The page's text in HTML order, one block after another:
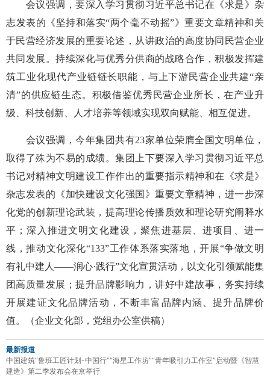
会议强调，要深入学习贯彻习近平总书记在《求是》杂
志发表的《坚持和落实“两个毫不动摇”》重要文章精神和关
于民营经济发展的重要论述，从讲政治的高度协同民营企业
共同发展。持续深化与优秀分供商的战略合作，积极发挥建
筑工业化现代产业链链长职能，与上下游民营企业共建“亲
清”的供应链生态。积极借鉴优秀民营企业所长，在产业升
级、科技创新、人才培养等领域实现双向赋能、相互促进。
会议强调，今年集团共有23家单位荣膺全国文明单位，
取得了殊为不易的成绩。集团上下要深入学习贯彻习近平总
书记对精神文明建设工作作出的重要指示精神和在《求是》
杂志发表的《加快建设文化强国》重要文章精神，进一步深
化党的创新理论武装，提高理论传播质效和理论研究阐释水
平；深入推进文明文化建设，聚焦进基层、进项目、进一
线，推动文化深化“133”工作体系落实落地，开展“争做文明
有礼中建人——润心·践行”文化宣贯活动，以文化引领赋能集
团高质量发展；提升品牌影响力，讲好中建故事，务实持续
开展建证文化品牌活动，不断丰富品牌内涵、提升品牌价
值。（企业文化部，党组办公室供稿）
最新报道
中国建筑“鲁班工匠计划-中国行”“海星工作坊”“青年吸引力工作室”启动暨《智慧
建造》第二季发布会在京举行